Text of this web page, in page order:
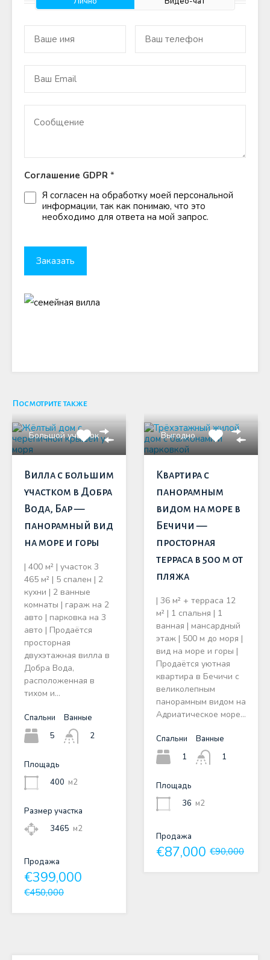
Соглашение GDPR *
Я согласен на обработку моей персональной
информации, так как понимаю, что это
необходимо для ответа на мой запрос.
Посмотрите также
Большой участок
Вилла с большим
участком в Добра
Вода, Бар —
панорамный вид
на море и горы
| 400 м² | участок 3
465 м² | 5 спален | 2
кухни | 2 ванные
комнаты | гараж на 2
авто | парковка на 3
авто | Продаётся
просторная
двухэтажная вилла в
Добра Вода,
расположенная в
тихом и…
Спальни
5
Ванные
2
Площадь
400 м2
Размер участка
3465 м2
Продажа
€399,000
€450,000
Выгодно
Квартира с
панорамным
видом на море в
Бечичи —
просторная
терраса в 500 м от
пляжа
| 36 м² + терраса 12
м² | 1 спальня | 1
ванная | мансардный
этаж | 500 м до моря |
вид на море и горы |
Продаётся уютная
квартира в Бечичи с
великолепным
панорамным видом на
Адриатическое море…
Спальни
1
Ванные
1
Площадь
36 м2
Продажа
€87,000 €90,000